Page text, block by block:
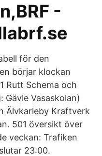
-
för den
börjar klockan
Rutt Schema och
Gävle Vasaskolan)
Älvkarleby Kraftverk
501 översikt över
veckan: Trafiken
23:00.